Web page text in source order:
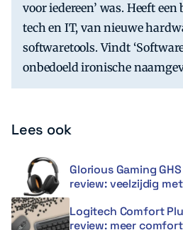
voor iedereen’ was. Heeft
tech en IT, van nieuwe
softwaretools. Vindt ‘Software
onbedoeld ironische
Lees ook
Glorious Gaming
review: veelzijdig
Logitech Comfort
review: meer